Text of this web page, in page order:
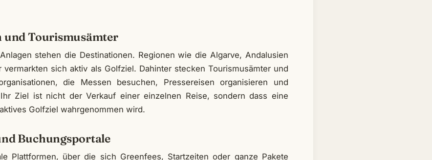
und Tourismusämter
stehen die Destinationen. Regionen wie die Algarve, Andalusien
vermarkten sich aktiv als Golfziel. Dahinter stecken Tourismusämter und
die Messen besuchen, Pressereisen organisieren und
Ziel ist nicht der Verkauf einer einzelnen Reise, sondern dass eine
Golfziel wahrgenommen wird.
Buchungsportale
Plattformen, über die sich Greenfees, Startzeiten oder ganze Pakete